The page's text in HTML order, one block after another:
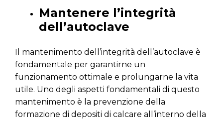
Mantenere l’integrità
dell’autoclave
Il mantenimento dell’integrità dell’autoclave è
fondamentale per garantirne un
funzionamento ottimale e prolungarne la vita
utile. Uno degli aspetti fondamentali di questo
mantenimento è la prevenzione della
formazione di depositi di calcare all’interno della